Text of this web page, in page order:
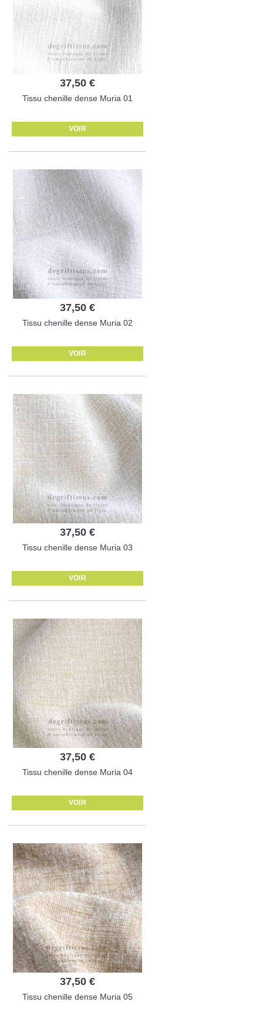
37,50 €
Tissu chenille dense Muria 01
VOIR
37,50 €
Tissu chenille dense Muria 02
VOIR
37,50 €
Tissu chenille dense Muria 03
VOIR
37,50 €
Tissu chenille dense Muria 04
VOIR
37,50 €
Tissu chenille dense Muria 05